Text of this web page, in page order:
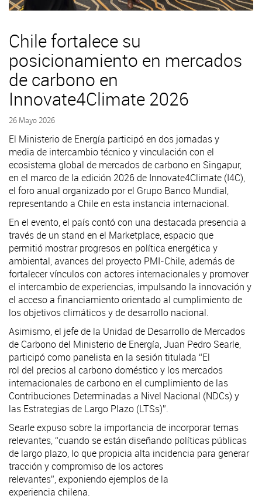
Chile fortalece su
posicionamiento en mercados
de carbono en
Innovate4Climate 2026
26 Mayo 2026
El Ministerio de Energía participó en dos jornadas y
media de intercambio técnico y vinculación con el
ecosistema global de mercados de carbono en Singapur,
en el marco de la edición 2026 de Innovate4Climate (I4C),
el foro anual organizado por el Grupo Banco Mundial,
representando a Chile en esta instancia internacional.
En el evento, el país contó con una destacada presencia a
través de un stand en el Marketplace, espacio que
permitió mostrar progresos en política energética y
ambiental, avances del proyecto PMI-Chile, además de
fortalecer vínculos con actores internacionales y promover
el intercambio de experiencias, impulsando la innovación y
el acceso a financiamiento orientado al cumplimiento de
los objetivos climáticos y de desarrollo nacional.
Asimismo, el jefe de la Unidad de Desarrollo de Mercados
de Carbono del Ministerio de Energía, Juan Pedro Searle,
participó como panelista en la sesión titulada “El
rol del precios al carbono doméstico y los mercados
internacionales de carbono en el cumplimiento de las
Contribuciones Determinadas a Nivel Nacional (NDCs) y
las Estrategias de Largo Plazo (LTSs)”.
Searle expuso sobre la importancia de incorporar temas
relevantes, “cuando se están diseñando políticas públicas
de largo plazo, lo que propicia alta incidencia para generar
tracción y compromiso de los actores
relevantes”, exponiendo ejemplos de la
experiencia chilena.